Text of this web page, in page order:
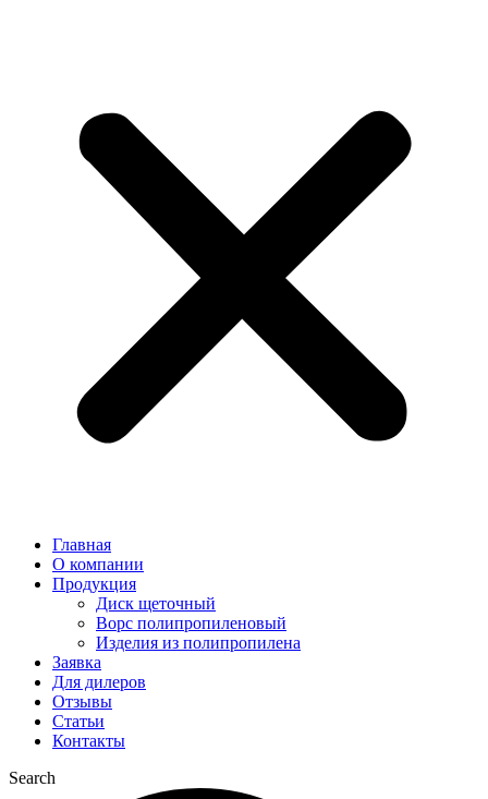
Главная
О компании
Продукция
Диск щеточный
Ворс полипропиленовый
Изделия из полипропилена
Заявка
Для дилеров
Отзывы
Статьи
Контакты
Search